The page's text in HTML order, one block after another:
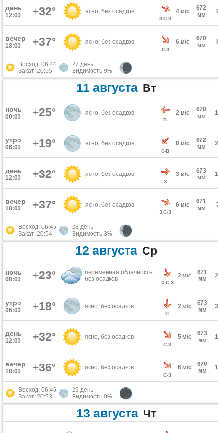
день
12:00 +32° ясно, без осадков
З,С-З
4 м/с
672
мм
вечер
18:00 +37° ясно, без осадков
С-З
6 м/с
670
мм
Восход: 06:44
Закат: 20:55
27 день
Видимость 9%
11 августа Вт
ночь
00:00 +25° ясно, без осадков
В
2 м/с
670
мм
утро
06:00 +19° ясно, без осадков
С-В
0 м/с
672
мм
день
12:00 +32° ясно, без осадков
З
3 м/с
673
мм
вечер
18:00 +37° ясно, без осадков
З,С-З
6 м/с
671
мм
Восход: 06:45
Закат: 20:54
28 день
Видимость 3%
12 августа Ср
ночь
00:00 +23°
переменная облачность,
без осадков
С,С-З
2 м/с
671
мм
утро
06:00 +18° ясно, без осадков
С
2 м/с
673
мм
день
12:00 +32° ясно, без осадков
С-З
5 м/с
673
мм
вечер
18:00 +36° ясно, без осадков
С-З
6 м/с
670
мм
Восход: 06:46
Закат: 20:53
29 день
Видимость 0%
13 августа Чт